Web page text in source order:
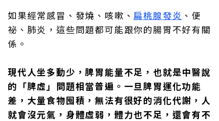
如果經常感冒、發燒、咳嗽、 扁桃腺發炎 、便
祕、肺炎，這些問題都可能跟你的腸胃不好有關
係。
現代人坐多動少，脾胃能量不足，也就是中醫說
的「脾虛」問題相當普遍。一旦脾胃運化功能
差，大量食物囤積，無法有很好的消化代謝，人
就會沒元氣，身體虛弱，體力也不足，還會有不